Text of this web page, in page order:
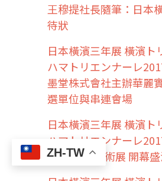
ZH-TW
王穆提社長隨筆：日本
待狀
日本橫濱三年展 橫濱ト
ハマトリエンナーレ
墨堂株式會社主辦華麗
選單位與串連會場
日本橫濱三年展 橫濱ト
ハマトリエンナーレ
存-台灣新美術展 開幕